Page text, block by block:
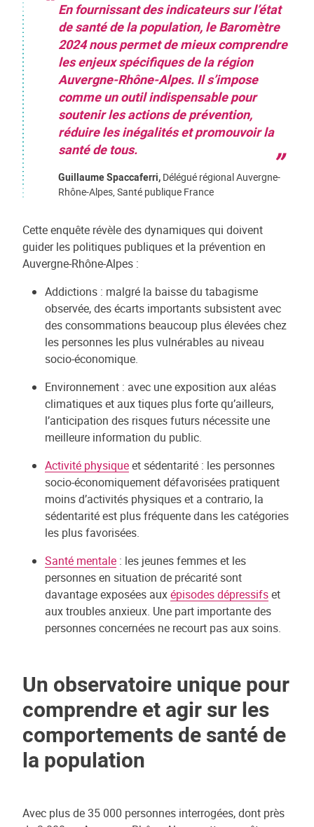
En fournissant des indicateurs sur l’état
de santé de la population, le Baromètre
2024 nous permet de mieux comprendre
les enjeux spécifiques de la région
Auvergne-Rhône-Alpes. Il s’impose
comme un outil indispensable pour
soutenir les actions de prévention,
réduire les inégalités et promouvoir la
santé de tous.
Guillaume Spaccaferri, Délégué régional Auvergne-
Rhône-Alpes, Santé publique France
Cette enquête révèle des dynamiques qui doivent
guider les politiques publiques et la prévention en
Auvergne-Rhône-Alpes :
Addictions : malgré la baisse du tabagisme
observée, des écarts importants subsistent avec
des consommations beaucoup plus élevées chez
les personnes les plus vulnérables au niveau
socio-économique.
Environnement : avec une exposition aux aléas
climatiques et aux tiques plus forte qu’ailleurs,
l’anticipation des risques futurs nécessite une
meilleure information du public.
Activité physiqueet sédentarité : les personnes
socio-économiquement défavorisées pratiquent
moins d’activités physiques et a contrario, la
sédentarité est plus fréquente dans les catégories
les plus favorisées.
Santé mentale : les jeunes femmes et les
personnes en situation de précarité sont
davantage exposées auxépisodes dépressifset
aux troubles anxieux. Une part importante des
personnes concernées ne recourt pas aux soins.
Un observatoire unique pour
comprendre et agir sur les
comportements de santé de
la population
Avec plus de 35 000 personnes interrogées, dont près